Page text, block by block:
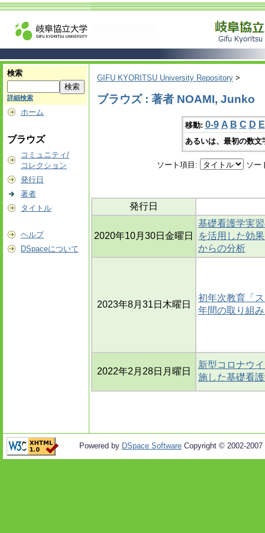
検索
詳細検索
ホーム
ブラウズ
コミュニティ/
コレクション
発行日
著者
タイトル
ヘルプ
DSpaceについて
GIFU KYORITSU University Repository >
ブラウズ : 著者 NOAMI, Junko
移動: 0-9 A B C D E
あるいは、最初の数
ソート項目: ソー
発行日
2020年10月30日金曜日
基礎看護学実
を活用した効
からの分析
2023年8月31日木曜日
初年次教育「
年間の取り組
2022年2月28日月曜日
新型コロナウ
施した基礎看
Powered by DSpace Software Copyright © 2002-2007